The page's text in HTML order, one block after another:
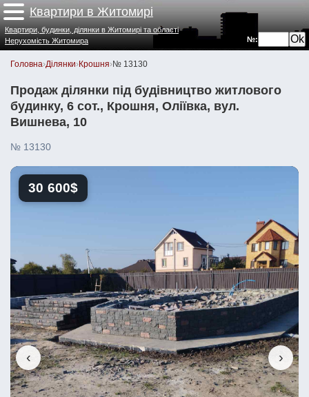
Квартири в Житомирі
№:
Квартири, будинки, ділянки в Житомирі та області
Нерухомість Житомира
Головна›Ділянки›Крошня›№ 13130
Продаж ділянки під будівництво житлового
будинку, 6 сот., Крошня, Оліївка, вул.
Вишнева, 10
№ 13130
‹ ›
30 600$